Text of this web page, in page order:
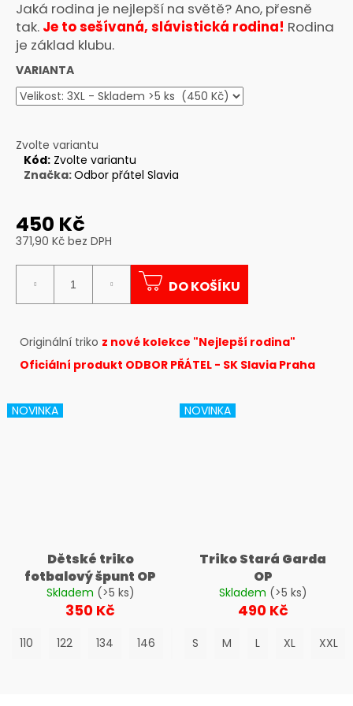
Jaká rodina je nejlepší na světě? Ano, přesně
tak. Je to sešívaná, slávistická rodina! Rodina
je základ klubu.
VARIANTA
Zvolte variantu
Kód: Zvolte variantu
Značka:Odbor přátel Slavia
450 Kč
371,90 Kč bez DPH
cena:
DO KOŠÍKU
Originální triko z nové kolekce "Nejlepší rodina"
Oficiální produkt ODBOR PŘÁTEL - SK Slavia Praha
NOVINKA
Dětské triko
fotbalový špunt OP
Skladem (>5 ks)
350 Kč
110 122 134 146 158
NOVINKA
Triko Stará Garda
OP
Skladem (>5 ks)
490 Kč
S M L XL XXL
a
j
í
t
?
HLEDAT
D
o
o
u
č
u
e
m